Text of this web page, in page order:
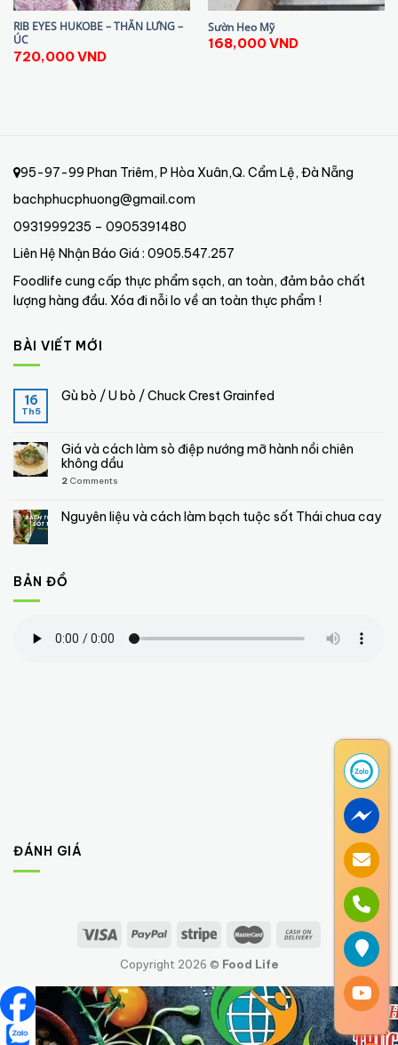
RIB EYES HUKOBE – THĂN LƯNG –
ÚC
720,000VND
Sườn Heo Mỹ
168,000VND
95-97-99 Phan Triêm, P Hòa Xuân,Q. Cẩm Lệ, Đà Nẵng
bachphucphuong@gmail.com
0931999235 – 0905391480
Liên Hệ Nhận Báo Giá : 0905.547.257
Foodlife cung cấp thực phẩm sạch, an toàn, đảm bảo chất
lượng hàng đầu. Xóa đi nỗi lo về an toàn thực phẩm !
BÀI VIẾT MỚI
16
Th5
Gù bò / U bò / Chuck Crest Grainfed
Giá và cách làm sò điệp nướng mỡ hành nồi chiên
không dầu
2 Comments
Nguyên liệu và cách làm bạch tuộc sốt Thái chua cay
BẢN ĐỒ
ĐÁNH GIÁ
Copyright 2026 © Food Life